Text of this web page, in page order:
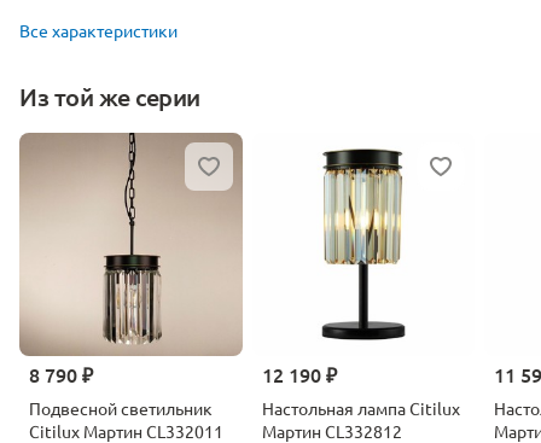
Все характеристики
Из той же серии
8 790 ₽
Подвесной светильник
Citilux Мартин CL332011
12 190 ₽
Настольная лампа Citilux
Мартин CL332812
11